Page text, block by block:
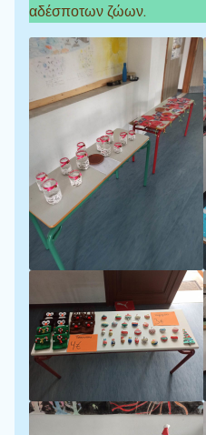
αδέσποτων ζώων.